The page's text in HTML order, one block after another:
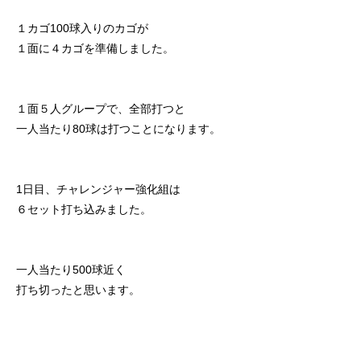
１カゴ100球入りのカゴが
１面に４カゴを準備しました。
１面５人グループで、全部打つと
一人当たり80球は打つことになります。
1日目、チャレンジャー強化組は
６セット打ち込みました。
一人当たり500球近く
打ち切ったと思います。